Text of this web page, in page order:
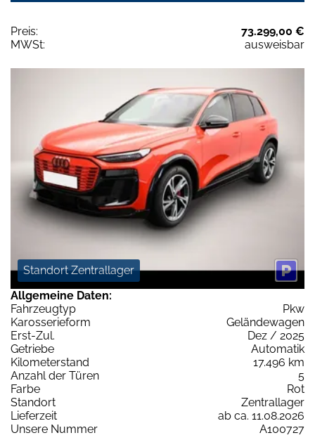
Preis:
73.299,00 €
MWSt:
ausweisbar
Standort Zentrallager
Allgemeine Daten:
Fahrzeugtyp
Pkw
Karosserieform
Geländewagen
Erst-Zul.
Dez / 2025
Getriebe
Automatik
Kilometerstand
17.496 km
Anzahl der Türen
5
Farbe
Rot
Standort
Zentrallager
Lieferzeit
ab ca. 11.08.2026
Unsere Nummer
A100727